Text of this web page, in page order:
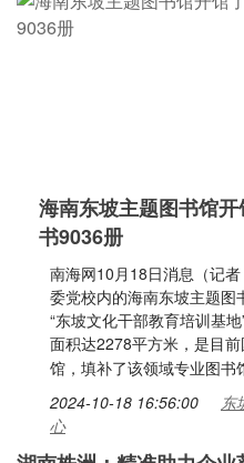
海南东坡主题图书馆
书9036册
南海网10月18日消息（记
委党校内的海南东坡主题
“东坡文化干部教育培训基
面积达2278平方米，是目
馆，填补了该领域专业图书
2024-10-18 16:56:00
东
心